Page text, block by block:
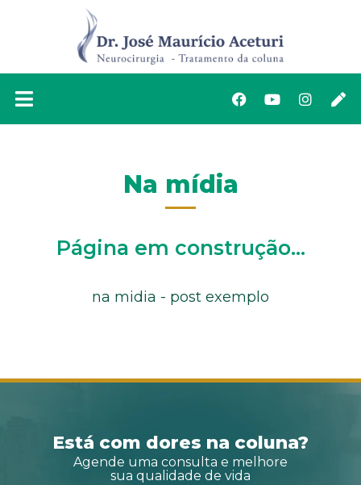
Facebook
Youtube
Na mídia
Página em construção...
na midia - post exemplo
Está com dores na coluna?
Agende uma consulta e melhore
sua qualidade de vida